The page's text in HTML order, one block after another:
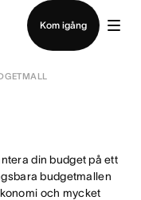
Kom igång
din budget på ett
budgetmallen
och mycket